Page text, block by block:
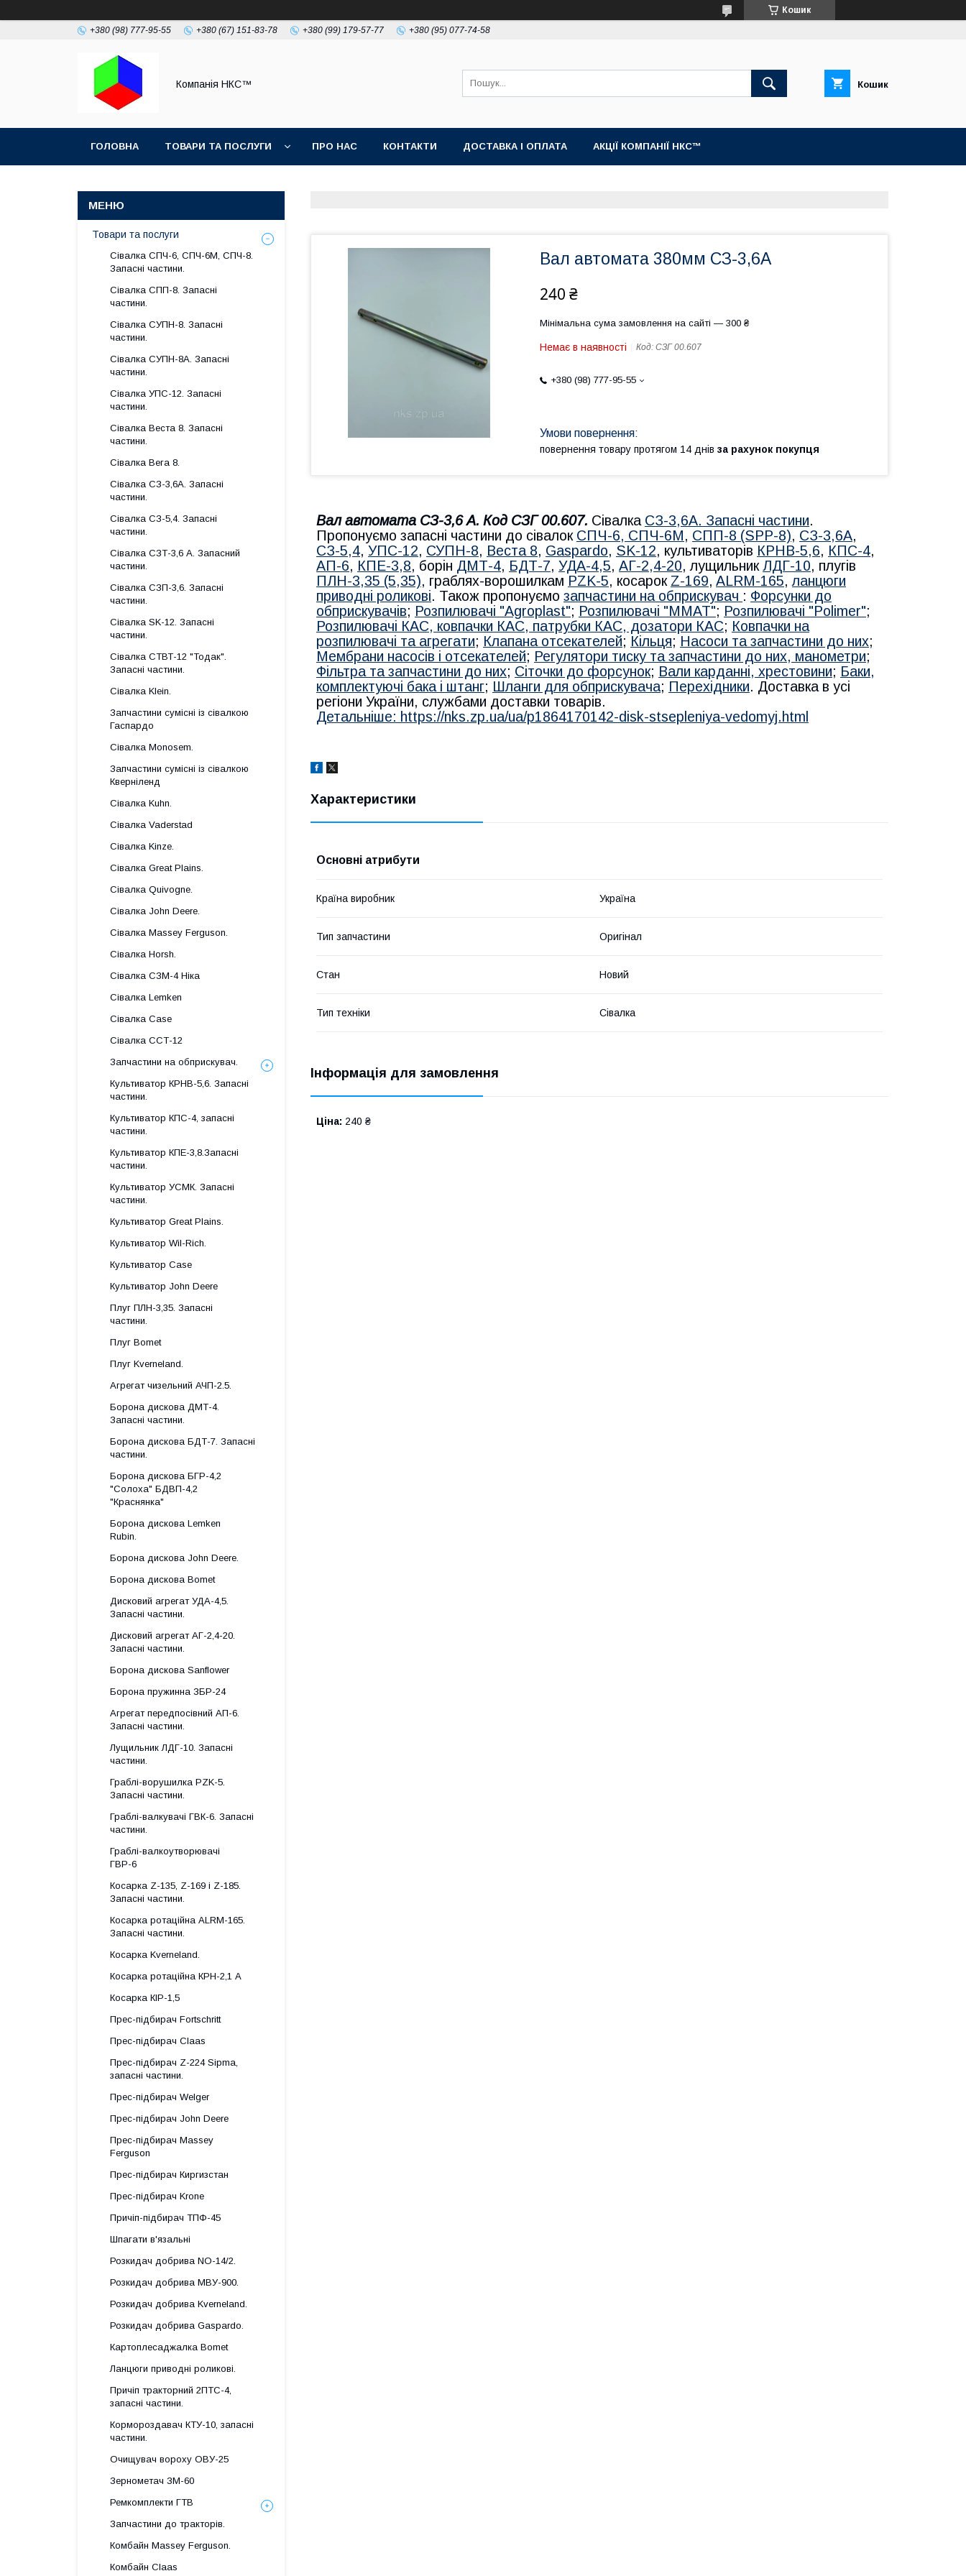
Кошик
+380 (98) 777-95-55 +380 (67) 151-83-78 +380 (99) 179-57-77 +380 (95) 077-74-58
Компанія НКС™ Кошик
ГОЛОВНА ТОВАРИ ТА ПОСЛУГИ ПРО НАС КОНТАКТИ ДОСТАВКА І ОПЛАТА АКЦІЇ КОМПАНІЇ НКС™
Вал автомата 380мм СЗ-3,6А
240 ₴
Мінімальна сума замовлення на сайті — 300 ₴
Немає в наявності Код: СЗГ 00.607
+380 (98) 777-95-55
повернення товару протягом 14 днів за рахунок покупця
Вал автомата СЗ-3,6 А. Код СЗГ 00.607. Сівалка СЗ-3,6А. Запасні частини.
Пропонуємо запасні частини до сівалок СПЧ-6, СПЧ-6М, СПП-8 (SPP-8), СЗ-3,6А,
СЗ-5,4, УПС-12, СУПН-8, Веста 8, Gaspardo, SK-12, культиваторів КРНВ-5,6, КПС-4,
АП-6, КПЕ-3,8, борін ДМТ-4, БДТ-7, УДА-4,5, АГ-2,4-20, лущильникЛДГ-10, плугів
ПЛН-3,35 (5,35), граблях-ворошилкам PZK-5, косарок Z-169, ALRM-165,ланцюги
приводні роликові. Також пропонуємо запчастини на обприскувач : Форсунки до
обприскувачів; Розпилювачі "Agroplast"; Розпилювачі "MMAT"; Розпилювачі "Polimer";
Розпилювачі КАС, ковпачки КАС, патрубки КАС, дозатори КАС; Ковпачки на
розпилювачі та агрегати; Клапана отсекателей; Кільця; Насоси та запчастини до них;
Мембрани насосів і отсекателей; Регулятори тиску та запчастини до них, манометри;
Фільтра та запчастини до них; Сіточки до форсунок; Вали карданні, хрестовини; Баки,
комплектуючі бака і штанг; Шланги для обприскувача; Перехідники. Доставка в усі
регіони України, службами доставки товарів.
Детальніше: https://nks.zp.ua/ua/p1864170142-disk-stsepleniya-vedomyj.html
Характеристики
Основні атрибути
Країна виробник Україна
Тип запчастини Оригінал
Стан Новий
Тип техніки Сівалка
Інформація для замовлення
Ціна: 240 ₴
Товари та послуги
Сівалка СПЧ-6, СПЧ-6М, СПЧ-8.
Запасні частини.
Сівалка СПП-8. Запасні
частини.
Сівалка СУПН-8. Запасні
частини.
Сівалка СУПН-8А. Запасні
частини.
Сівалка УПС-12. Запасні
частини.
Сівалка Веста 8. Запасні
частини.
Сівалка Вега 8.
Сівалка СЗ-3,6А. Запасні
частини.
Сівалка СЗ-5,4. Запасні
частини.
Сівалка СЗТ-3,6 А. Запасний
частини.
Сівалка СЗП-3,6. Запасні
частини.
Сівалка SK-12. Запасні
частини.
Сівалка СТВТ-12 "Тодак".
Запасні частини.
Сівалка Klein.
Запчастини сумісні із сівалкою
Гаспардo
Сівалка Monosem.
Запчастини сумісні із сівалкою
Кверніленд
Сівалка Kuhn.
Сівалка Vaderstad
Сівалка Kinze.
Сівалка Great Plains.
Сівалка Quivogne.
Сівалка John Deere.
Сівалка Massey Ferguson.
Сівалка Horsh.
Сівалка СЗМ-4 Ніка
Сівалка Lemken
Сівалка Case
Сівалка ССТ-12
Запчастини на обприскувач.
Культиватор КРНВ-5,6. Запасні
частини.
Культиватор КПС-4, запасні
частини.
Культиватор КПЕ-3,8.Запасні
частини.
Культиватор УСМК. Запасні
частини.
Культиватор Great Plains.
Культиватор Wil-Rich.
Культиватор Case
Культиватор John Deere
Плуг ПЛН-3,35. Запасні
частини.
Плуг Bomet
Плуг Kverneland.
Агрегат чизельний АЧП-2.5.
Борона дискова ДМТ-4.
Запасні частини.
Борона дискова БДТ-7. Запасні
частини.
Борона дискова БГР-4,2
"Солоха" БДВП-4,2
"Краснянка"
Борона дискова Lemken
Rubin.
Борона дискова John Deere.
Борона дискова Bomet
Дисковий агрегат УДА-4,5.
Запасні частини.
Дисковий агрегат АГ-2,4-20.
Запасні частини.
Борона дискова Sanflower
Борона пружинна ЗБР-24
Агрегат передпосівний АП-6.
Запасні частини.
Лущильник ЛДГ-10. Запасні
частини.
Граблі-ворушилка PZK-5.
Запасні частини.
Граблі-валкувачі ГВК-6. Запасні
частини.
Граблі-валкоутворювачі
ГВР-6
Косарка Z-135, Z-169 і Z-185.
Запасні частини.
Косарка ротаційна ALRM-165.
Запасні частини.
Косарка Kverneland.
Косарка ротаційна КРН-2,1 А
Косарка КІР-1,5
Прес-підбирач Fortschritt
Прес-підбирач Claas
Прес-підбирач Z-224 Sipma,
запасні частини.
Прес-підбирач Welger
Прес-підбирач John Deere
Прес-підбирач Massey
Ferguson
Прес-підбирач Киргизстан
Прес-підбирач Krone
Причіп-підбирач ТПФ-45
Шпагати в'язальні
Розкидач добрива NO-14/2.
Розкидач добрива МВУ-900.
Розкидач добрива Kverneland.
Розкидач добрива Gaspardo.
Картоплесаджалка Bomet
Ланцюги приводні роликові.
Причіп тракторний 2ПТС-4,
запасні частини.
Кормороздавач КТУ-10, запасні
частини.
Очищувач вороху ОВУ-25
Зернометач ЗМ-60
Ремкомплекти ГТВ
Запчастини до тракторів.
Комбайн Massey Ferguson.
Комбайн Claas